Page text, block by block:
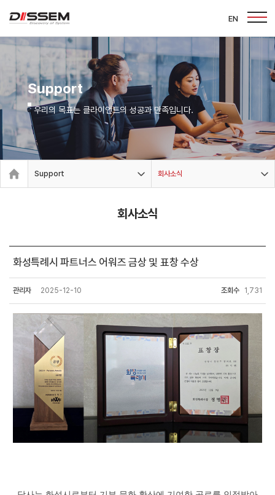
EN
Support
우리의 목표는 클라이언트의 성공과 만족입니다.
Support 회사소식
회사소식
화성특례시 파트너스 어워즈 금상 및 표창 수상
관리자 2025-12-10 조회수 1,731